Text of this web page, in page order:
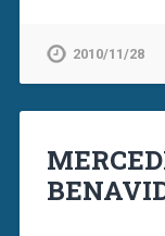
2010/11/28